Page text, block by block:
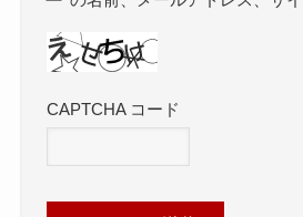
CAPTCHA コード